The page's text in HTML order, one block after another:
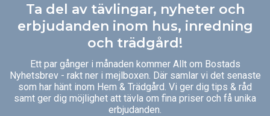
Ta del av tävlingar, nyheter och
erbjudanden inom hus, inredning
och trädgård!
Ett par gånger i månaden kommer Allt om Bostads
Nyhetsbrev - rakt ner i mejlboxen. Där samlar vi det senaste
som har hänt inom Hem & Trädgård. Vi ger dig tips & råd
samt ger dig möjlighet att tävla om fina priser och få unika
erbjudanden.